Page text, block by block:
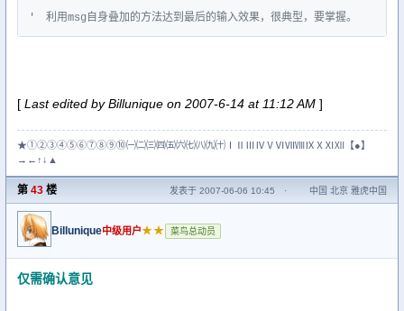
'　利用msg自身叠加的方法达到最后的输入效果，很典型，要掌握。
[ Last edited by Billunique on 2007-6-14 at 11:12 AM ]
★①②③④⑤⑥⑦⑧⑨⑩㈠㈡㈢㈣㈤㈥㈦㈧㈨㈩ⅠⅡⅢⅣⅤⅥⅦⅧⅨⅩⅪⅫ【●】
→←↑↓▲
第 43 楼 发表于 2007-06-06 10:45 · 中国 北京 雅虎中国
Billunique中级用户★★ 菜鸟总动员
仅需确认意见